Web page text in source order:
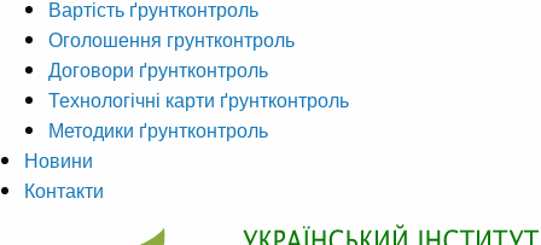
Вартість ґрунтконтроль
Оголошення грунтконтроль
Договори ґрунтконтроль
Технологічні карти ґрунтконтроль
Методики ґрунтконтроль
Новини
Контакти